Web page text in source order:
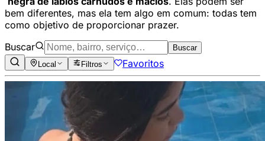
bem diferentes, mas ela tem algo em comum: todas tem
como objetivo de proporcionar prazer.
Buscar
Buscar
Local
Filtros Favoritos